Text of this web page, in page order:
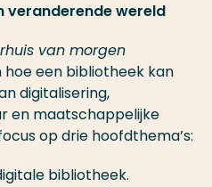
veranderende wereld
van morgen
een bibliotheek kan
digitalisering,
en maatschappelijke
op drie hoofdthema’s:
bibliotheek.